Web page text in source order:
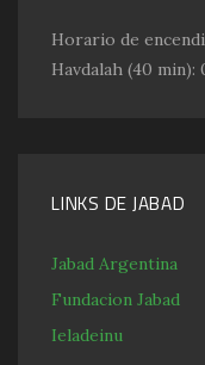
Horario de
Havdalah (40 min):
LINKS DE JABAD
Jabad Argentina
Fundacion Jabad
Ieladeinu